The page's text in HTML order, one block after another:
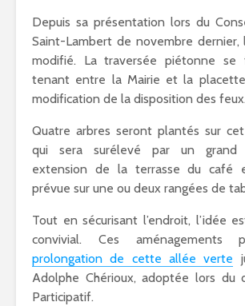
Depuis sa présentation lors du
Saint-Lambert de novembre
modifié. La traversée piétonne se
tenant entre la Mairie et la
modification de la disposition des feux.
Quatre arbres seront plantés sur
qui sera surélevé par un grand
extension de la terrasse du café
prévue sur une ou deux rangées de
Tout en sécurisant l’endroit, l’idée
convivial. Ces aménagements
prolongation de cette allée verte
Adolphe Chérioux, adoptée lors du
Participatif.